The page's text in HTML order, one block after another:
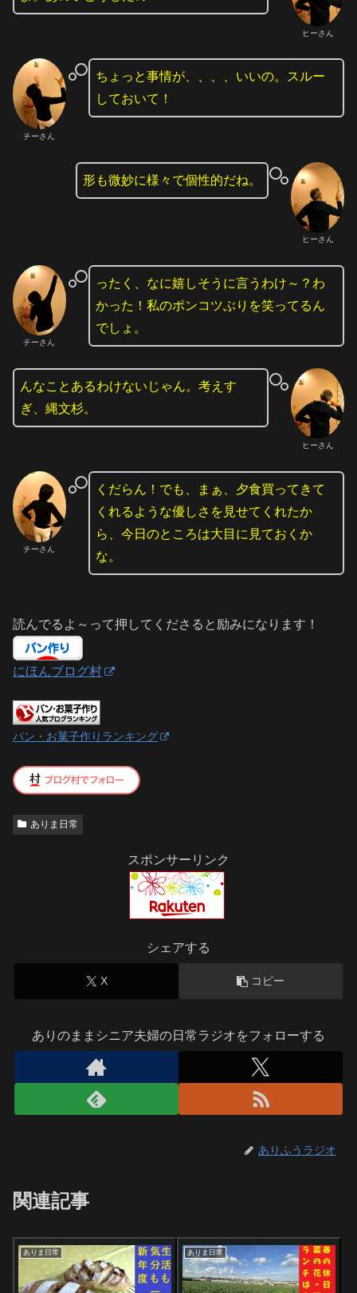
ヒーさん
チーさん
ちょっと事情が、、、、いいの。スルー
しておいて！
ヒーさん
形も微妙に様々で個性的だね。
チーさん
ったく、なに嬉しそうに言うわけ～？わ
かった！私のポンコツぶりを笑ってるん
でしょ。
ヒーさん
んなことあるわけないじゃん。考えす
ぎ、縄文杉。
チーさん
くだらん！でも、まぁ、夕食買ってきて
くれるような優しさを見せてくれたか
ら、今日のところは大目に見ておくか
な。
読んでるよ～って押してくださると励みになります！
にほんブログ村
パン・お菓子作りランキング
ありま日常
スポンサーリンク
シェアする
X コピー
ありのままシニア夫婦の日常ラジオをフォローする
ありふうラジオ
関連記事
ありま日常 ありま日常